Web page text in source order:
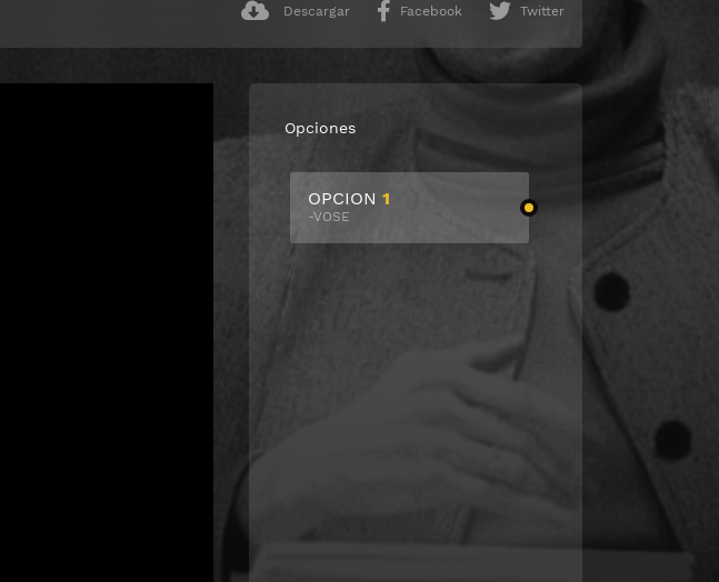
Descargar Facebook Twitter
Opciones
OPCION 1
-VOSE